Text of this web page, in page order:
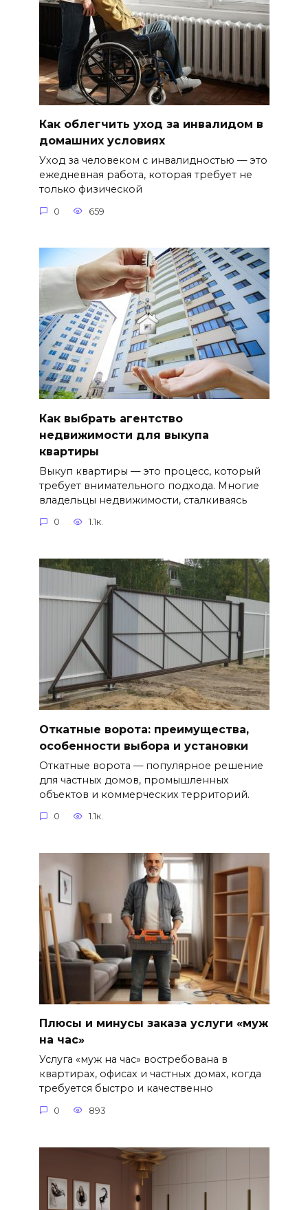
Как облегчить уход за инвалидом в
домашних условиях
Уход за человеком с инвалидностью — это
ежедневная работа, которая требует не
только физической
0 659
Как выбрать агентство
недвижимости для выкупа
квартиры
Выкуп квартиры — это процесс, который
требует внимательного подхода. Многие
владельцы недвижимости, сталкиваясь
0 1.1к.
Откатные ворота: преимущества,
особенности выбора и установки
Откатные ворота — популярное решение
для частных домов, промышленных
объектов и коммерческих территорий.
0 1.1к.
Плюсы и минусы заказа услуги «муж
на час»
Услуга «муж на час» востребована в
квартирах, офисах и частных домах, когда
требуется быстро и качественно
0 893